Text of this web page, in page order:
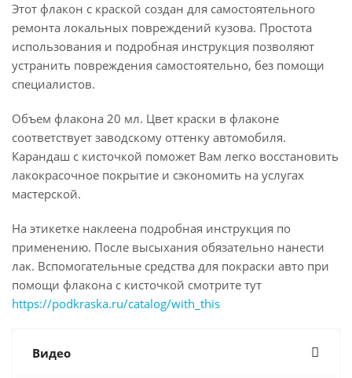
Этот флакон с краской создан для самостоятельного
ремонта локальных повреждений кузова. Простота
использования и подробная инструкция позволяют
устранить повреждения самостоятельно, без помощи
специалистов.
Объем флакона 20 мл. Цвет краски в флаконе
соответствует заводскому оттенку автомобиля.
Карандаш с кисточкой поможет Вам легко восстановить
лакокрасочное покрытие и сэкономить на услугах
мастерской.
На этикетке наклеена подробная инструкция по
применению. После высыхания обязательно нанести
лак. Вспомогательные средства для покраски авто при
помощи флакона с кисточкой смотрите тут
https://podkraska.ru/catalog/with_this
Видео